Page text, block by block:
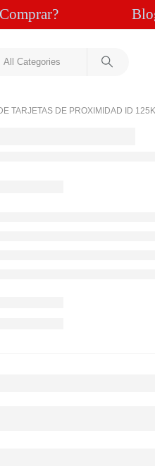
TARJETAS DE PROXIMIDAD ID